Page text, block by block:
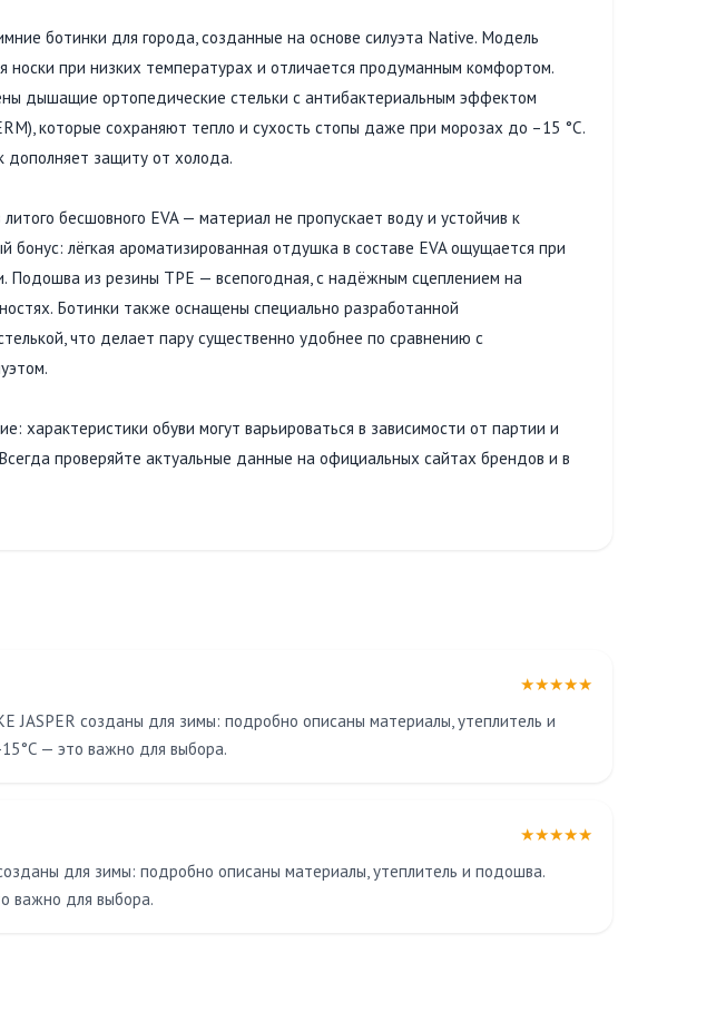
ботинки для города, созданные на основе силуэта Native. Модель
носки при низких температурах и отличается продуманным комфортом.
дышащие ортопедические стельки с антибактериальным эффектом
которые сохраняют тепло и сухость стопы даже при морозах до –15 °C.
дополняет защиту от холода.
бесшовного EVA — материал не пропускает воду и устойчив к
бонус: лёгкая ароматизированная отдушка в составе EVA ощущается при
Подошва из резины ТРЕ — всепогодная, с надёжным сцеплением на
Ботинки также оснащены специально разработанной
что делает пару существенно удобнее по сравнению с
характеристики обуви могут варьироваться в зависимости от партии и
проверяйте актуальные данные на официальных сайтах брендов и в
★★★★★
JASPER созданы для зимы: подробно описаны материалы, утеплитель и
— это важно для выбора.
★★★★★
для зимы: подробно описаны материалы, утеплитель и подошва.
важно для выбора.